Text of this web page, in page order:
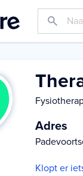
Adres
Klopt er